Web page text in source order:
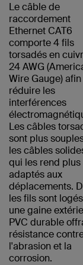
Le câble de
raccordement
Ethernet CAT6
comporte 4 fils
torsadés en
24 AWG
Wire Gauge)
réduire les
interférences
Les câbles
sont plus
les câbles
qui les rend plus
adaptés aux
déplacements.
les fils sont
une gaine
PVC durable
résistance
l'abrasion et la
corrosion.